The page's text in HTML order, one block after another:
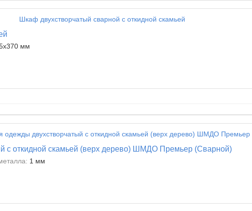
мм
с откидной скамьей (верх дерево) ШМДО Премьер (Сварной)
1 мм